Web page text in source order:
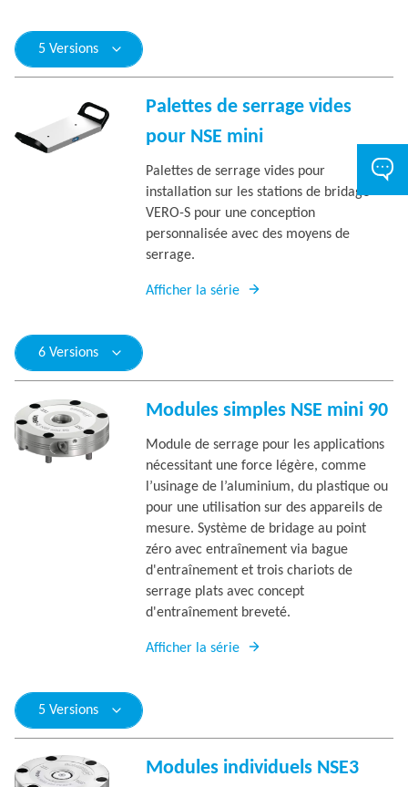
5 Versions
Palettes de serrage vides
pour NSE mini
Palettes de serrage vides pour
installation sur les stations de bridage
VERO-S pour une conception
personnalisée avec des moyens de
serrage.
Afficher la série
6 Versions
Modules simples NSE mini 90
Module de serrage pour les applications
nécessitant une force légère, comme
l’usinage de l’aluminium, du plastique ou
pour une utilisation sur des appareils de
mesure. Système de bridage au point
zéro avec entraînement via bague
d'entraînement et trois chariots de
serrage plats avec concept
d'entraînement breveté.
Afficher la série
5 Versions
Modules individuels NSE3